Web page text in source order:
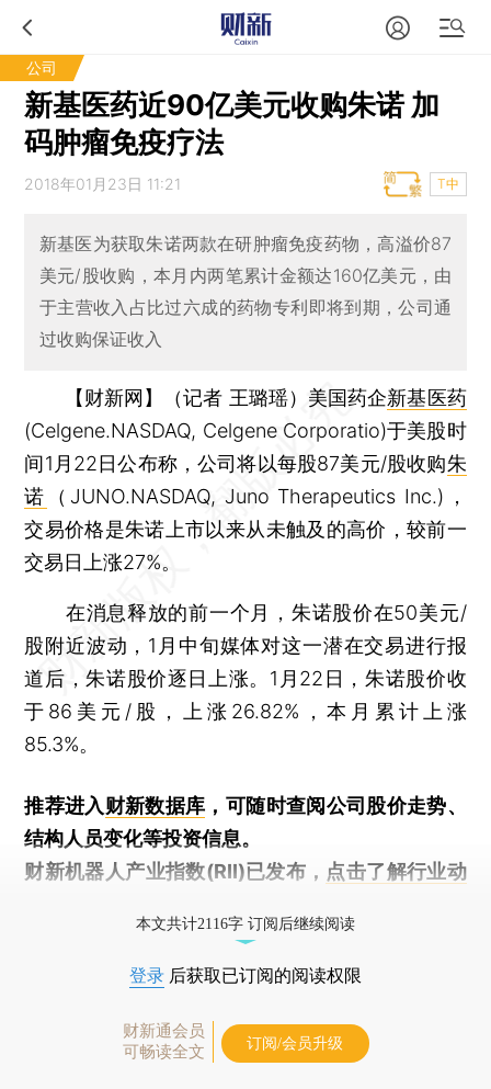
公司
新基医药近90亿美元收购朱诺 加
码肿瘤免疫疗法
2018年01月23日 11:21 T中
新基医为获取朱诺两款在研肿瘤免疫药物，高溢价87
美元/股收购，本月内两笔累计金额达160亿美元，由
于主营收入占比过六成的药物专利即将到期，公司通
过收购保证收入
【财新网】（记者 王璐瑶） 美国药企新基医药
(Celgene.NASDAQ, Celgene Corporatio)于美股时
间1月22日公布称，公司将以每股87美元/股收购朱
诺
（JUNO.NASDAQ, Juno Therapeutics Inc.)，
交易价格是朱诺上市以来从未触及的高价，较前一
交易日上涨27%。
在消息释放的前一个月，朱诺股价在50美元/
股附近波动，1月中旬媒体对这一潜在交易进行报
道后，朱诺股价逐日上涨。1月22日，朱诺股价收
于86美元/股，上涨26.82%，本月累计上涨
85.3%。
推荐进入财新数据库 ，可随时查阅公司股价走势、
结构人员变化等投资信息。
财新机器人产业指数(RII)已发布， 点击了解行业动
本文共计2116字 订阅后继续阅读
登录 后获取已订阅的阅读权限
财新通会员
可畅读全文
订阅/会员升级